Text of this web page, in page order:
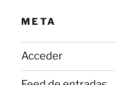
META
Acceder